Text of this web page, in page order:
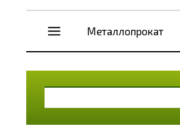
Металлопрокат